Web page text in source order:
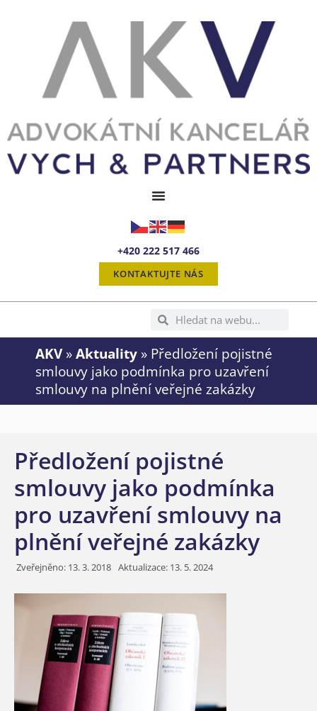
+420 222 517 466
KONTAKTUJTE NÁS
AKV» Aktuality » Předložení pojistné
smlouvy jako podmínka pro uzavření
smlouvy na plnění veřejné zakázky
Předložení pojistné
smlouvy jako podmínka
pro uzavření smlouvy na
plnění veřejné zakázky
Zveřejněno: 13. 3. 2018 Aktualizace: 13. 5. 2024